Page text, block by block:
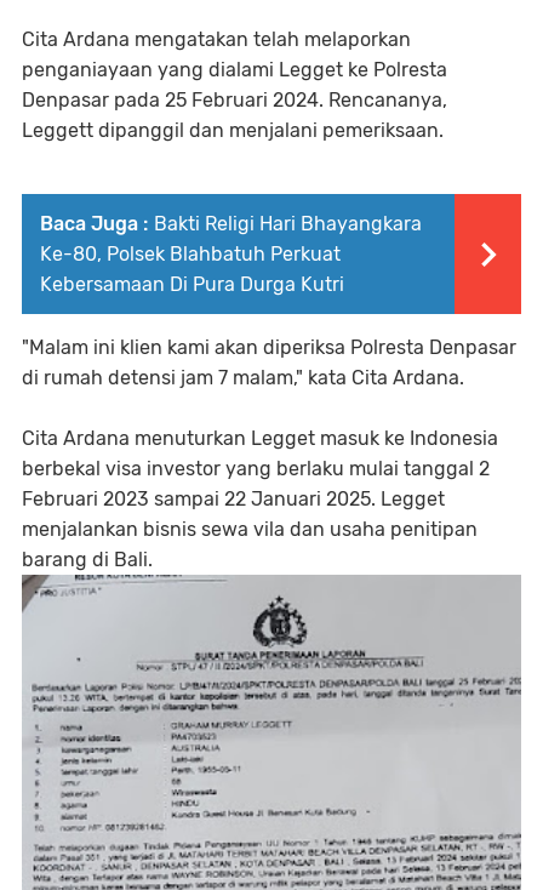
Cita Ardana mengatakan telah melaporkan
penganiayaan yang dialami Legget ke Polresta
Denpasar pada 25 Februari 2024. Rencananya,
Leggett dipanggil dan menjalani pemeriksaan.
Baca Juga : Bakti Religi Hari Bhayangkara
Ke-80, Polsek Blahbatuh Perkuat
Kebersamaan Di Pura Durga Kutri
"Malam ini klien kami akan diperiksa Polresta Denpasar
di rumah detensi jam 7 malam," kata Cita Ardana.
Cita Ardana menuturkan Legget masuk ke Indonesia
berbekal visa investor yang berlaku mulai tanggal 2
Februari 2023 sampai 22 Januari 2025. Legget
menjalankan bisnis sewa vila dan usaha penitipan
barang di Bali.